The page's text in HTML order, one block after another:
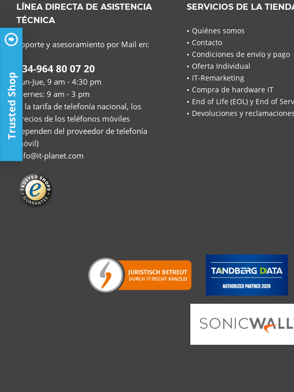
LÍNEA DIRECTA DE ASISTENCIA
TÉCNICA
Soporte y asesoramiento por Mail en:
+34-964 80 07 20
Lun-Jue, 9 am - 4:30 pm
Viernes: 9 am - 3 pm
(a la tarifa de telefonía nacional, los
precios de los teléfonos móviles
dependen del proveedor de telefonía
móvil)
info@it-planet.com
SERVICIOS DE LA
Quiénes somos
Contacto
Condiciones de envío y pago
Oferta Individual
IT-Remarketing
Compra de hardware IT
End of Life (EOL) y End of
Devoluciones y reclamaciones
Trusted Shop